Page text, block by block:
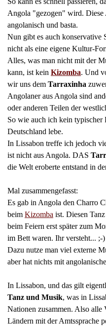
Angola "gezogen" wird. Diese
angolanisch und basta.
Nun gibt es auch konservative
nicht als eine eigene Kultur-
Alles, was man nicht mit der
kann, ist kein Kizomba. Und
wir uns dem Tarraxinha
Angolaner aus Angola sind
oder anderen Teilen der
So wie auch ich kein typischer
Deutschland lebe.
In Lissabon treffe ich jedoch
ist nicht aus Angola. DAS
die Welt eroberte entstand in
Mal zusammengefasst:
Es gab in Angola den Charro
beim Kizomba ist. Diesen
beim Feiern erst später zum
im Bett waren. Ihr versteht... ;-)
Dazu nutze man viel externe
aber hat nichts mit
In Lissabon, und das gilt
Tanz und Musik, was in
Nationen zusammen. Also alle
Ländern mit der Amtssprache